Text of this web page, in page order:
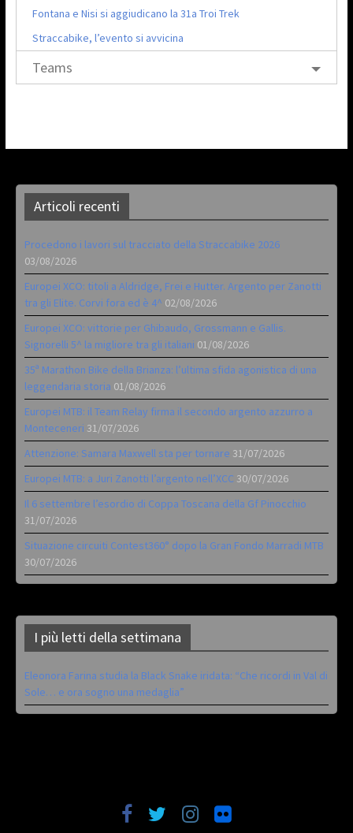
Fontana e Nisi si aggiudicano la 31a Troi Trek
Straccabike, l’evento si avvicina
Teams
Articoli recenti
Procedono i lavori sul tracciato della Straccabike 2026
03/08/2026
Europei XCO: titoli a Aldridge, Frei e Hutter. Argento per Zanotti
tra gli Elite. Corvi fora ed è 4^ 02/08/2026
Europei XCO: vittorie per Ghibaudo, Grossmann e Gallis.
Signorelli 5^ la migliore tra gli italiani 01/08/2026
35ª Marathon Bike della Brianza: l’ultima sfida agonistica di una
leggendaria storia 01/08/2026
Europei MTB: il Team Relay firma il secondo argento azzurro a
Monteceneri 31/07/2026
Attenzione: Samara Maxwell sta per tornare 31/07/2026
Europei MTB: a Juri Zanotti l’argento nell’XCC 30/07/2026
Il 6 settembre l’esordio di Coppa Toscana della Gf Pinocchio
31/07/2026
Situazione circuiti Contest360° dopo la Gran Fondo Marradi MTB
30/07/2026
I più letti della settimana
Eleonora Farina studia la Black Snake iridata: “Che ricordi in Val di
Sole… e ora sogno una medaglia”